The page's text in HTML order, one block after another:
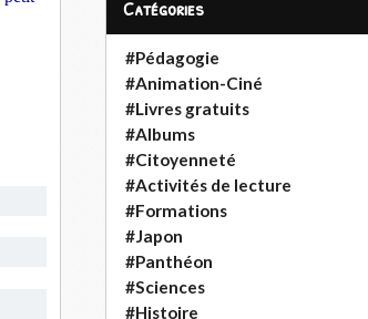
Catégories
#Pédagogie
#Animation-Ciné
#Livres gratuits
#Albums
#Citoyenneté
#Activités de lecture
#Formations
#Japon
#Panthéon
#Sciences
#Histoire